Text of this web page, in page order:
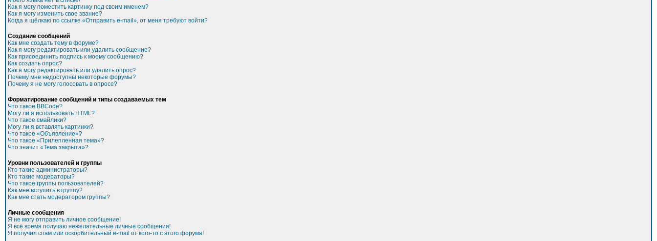
Как я могу поместить картинку под своим именем?
Как я могу изменить свое звание?
Когда я щёлкаю по ссылке «Отправить e-mail», от меня требуют войти?
Создание сообщений
Как мне создать тему в форуме?
Как я могу редактировать или удалить сообщение?
Как присоединить подпись к моему сообщению?
Как создать опрос?
Как я могу редактировать или удалить опрос?
Почему мне недоступны некоторые форумы?
Почему я не могу голосовать в опросе?
Форматирование сообщений и типы создаваемых тем
Что такое BBCode?
Могу ли я использовать HTML?
Что такое смайлики?
Могу ли я вставлять картинки?
Что такое «Объявление»?
Что такое «Прилепленная тема»?
Что значит «Тема закрыта»?
Уровни пользователей и группы
Кто такие администраторы?
Кто такие модераторы?
Что такое группы пользователей?
Как мне вступить в группу?
Как мне стать модератором группы?
Личные сообщения
Я не могу отправить личное сообщение!
Я всё время получаю нежелательные личные сообщения!
Я получил спам или оскорбительный e-mail от кого-то с этого форума!